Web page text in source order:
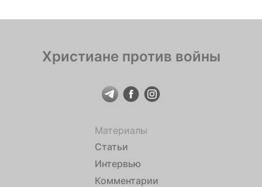
Христиане против войны
Материалы
Статьи
Интервью
Комментарии